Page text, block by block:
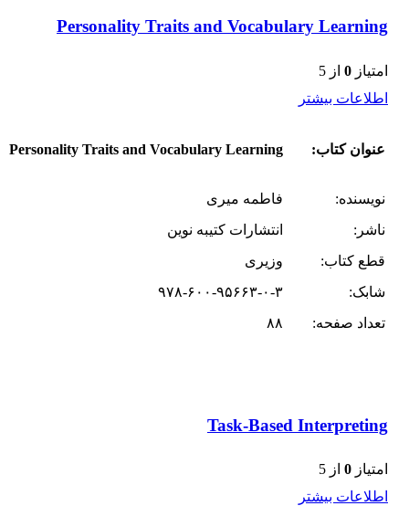
Personality Traits and Vocabulary Learning
امتیاز 0 از 5
اطلاعات بیشتر
عنوان کتاب: Personality Traits and Vocabulary Learning
نویسنده:
فاطمه میری
ناشر:
انتشارات کتیبه نوین
قطع کتاب:
وزیری
شابک:
۹۷۸-۶۰۰-۹۵۶۶۳-۰-۳
تعداد صفحه:
۸۸
Task-Based Interpreting
امتیاز 0 از 5
اطلاعات بیشتر